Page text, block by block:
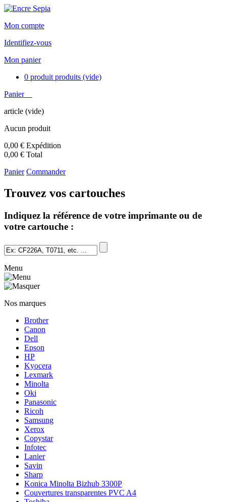
Mon compte
Identifiez-vous
Mon panier
0 produit produits (vide)
Panier
article (vide)
Aucun produit
0,00 € Expédition
0,00 € Total
Panier Commander
Trouvez vos cartouches
Indiquez la référence de votre imprimante ou de
votre cartouche :
Menu
Nos marques
Brother
Canon
Dell
Epson
HP
Kyocera
Lexmark
Minolta
Oki
Panasonic
Ricoh
Samsung
Xerox
Copystar
Infotec
Lanier
Savin
Sharp
Konica Minolta Bizhub 3300P
Couvertures transparentes PVC A4